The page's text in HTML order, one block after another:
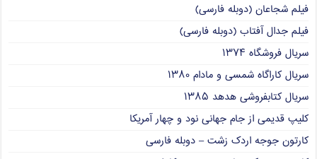
فیلم شجاعان (دوبله فارسی)
فیلم جدال آفتاب (دوبله فارسی)
سریال فروشگاه ۱۳۷۴
سریال کاراگاه شمسی و مادام ۱۳۸۰
سریال کتابفروشی هدهد ۱۳۸۵
کلیپ قدیمی از جام جهانی نود و چهار آمریکا
کارتون جوجه اردک زشت – دوبله فارسی